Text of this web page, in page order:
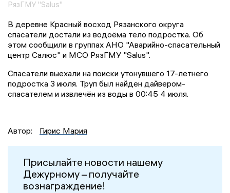
РязГМУ "Salus"
В деревне Красный восход Рязанского округа
спасатели достали из водоёма тело подростка. Об
этом сообщили в группах АНО "Аварийно-спасательный
центр Салюс" и МСО РязГМУ "Salus".
Спасатели выехали на поиски утонувшего 17-летнего
подростка 3 июля. Труп был найден дайвером-
спасателем и извлечён из воды в 00:45 4 июля.
Автор: Гирис Мария
Присылайте новости нашему
Дежурному – получайте
вознаграждение!